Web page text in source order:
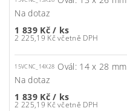
Na dotaz
1 839 Kč/ ks
2 225,19 Kč včetně DPH
15VCNC_14X28 Ovál: 14 x 28 mm
Na dotaz
1 839 Kč/ ks
2 225,19 Kč včetně DPH